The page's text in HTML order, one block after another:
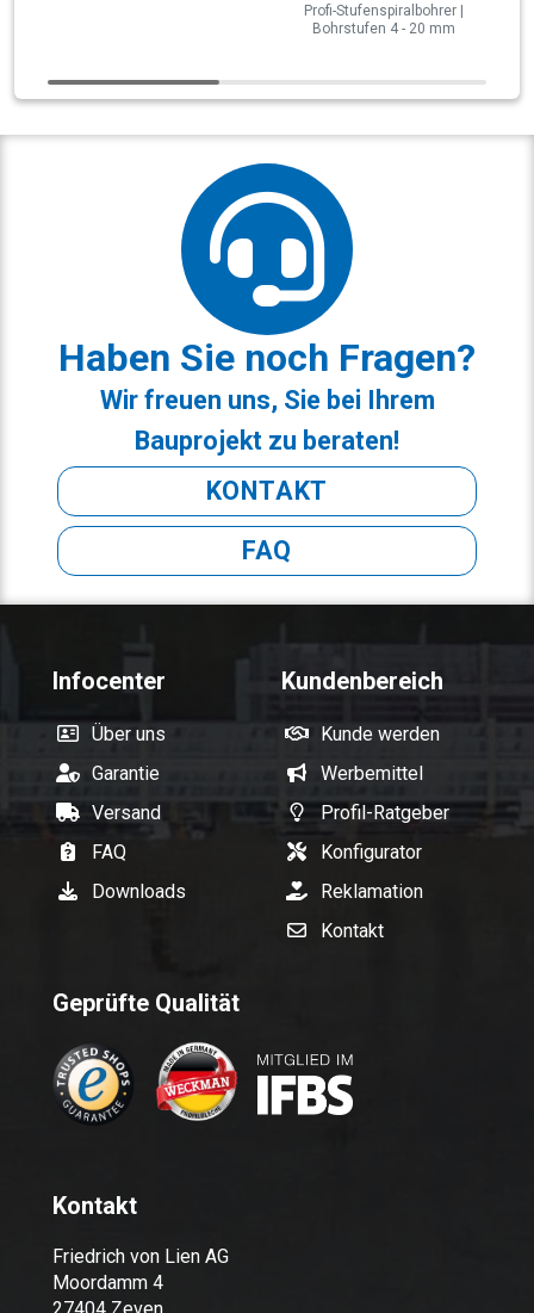
Profi-Stufenspiralbohrer |
Bohrstufen 4 - 20 mm
Haben Sie noch Fragen?
Wir freuen uns, Sie bei Ihrem
Bauprojekt zu beraten!
KONTAKT
FAQ
Infocenter
Über uns
Garantie
Versand
FAQ
Downloads
Kundenbereich
Kunde werden
Werbemittel
Profil-Ratgeber
Konfigurator
Reklamation
Kontakt
Geprüfte Qualität
Kontakt
Friedrich von Lien AG
Moordamm 4
27404 Zeven